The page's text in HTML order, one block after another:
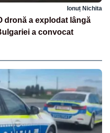
Ionuț Nichita
dronă a explodat lângă
a convocat